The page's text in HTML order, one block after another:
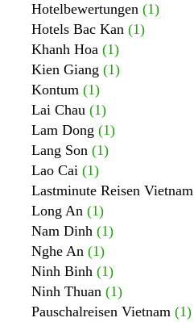
Hotelbewertungen (1)
Hotels Bac Kan (1)
Khanh Hoa (1)
Kien Giang (1)
Kontum (1)
Lai Chau (1)
Lam Dong (1)
Lang Son (1)
Lao Cai (1)
Lastminute Reisen Vietnam
Long An (1)
Nam Dinh (1)
Nghe An (1)
Ninh Binh (1)
Ninh Thuan (1)
Pauschalreisen Vietnam (1)